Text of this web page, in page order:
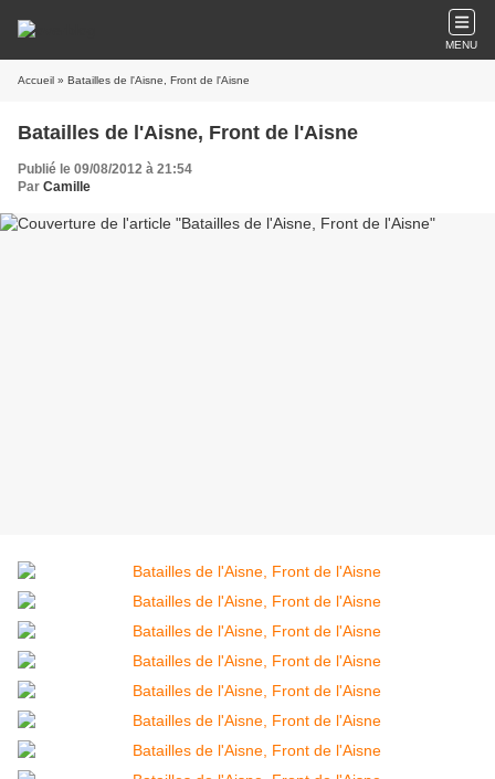
MENU
Accueil » Batailles de l'Aisne, Front de l'Aisne
Batailles de l'Aisne, Front de l'Aisne
Publié le 09/08/2012 à 21:54
Par Camille